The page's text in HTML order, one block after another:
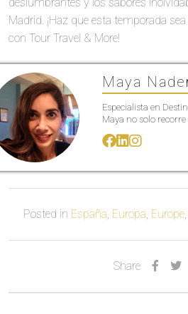
Madrid. ¡Haz que esta temporada
con Tour Travel & More!
Maya
Especialista en
Maya no solo
Posted in España Europa Europe,
Share